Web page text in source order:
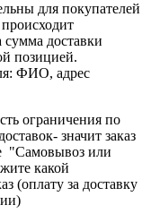
для покупателей
доставки
позицией.
ФИО, адрес
ограничения по
значит заказ
"Самовывоз или
какой
(оплату за доставку